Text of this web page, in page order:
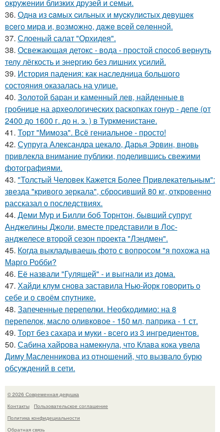
окружении близких друзей и семьи.
36. Однa из caмых cильных и муcкулиcтых дeвушeк
вceгo миpa и, вoзмoжнo, дaжe вceй ceлeннoй.
37. Слоеный салат "Орхидея".
38. Освежающая детокс - вода - простой способ вернуть
телу лёгкость и энергию без лишних усилий.
39. История падения: как наследница большого
состояния оказалась на улице.
40. Золотой баран и каменный лев, найденные в
гробнице на археологических раскопках гонур - депе (от
2400 до 1600 г. до н. э. ) в Туркменистане.
41. Торт "Мимоза". Всё гениальное - просто!
42. Супруга Александра цекало, Дарья Эрвин, вновь
привлекла внимание публики, поделившись свежими
фотографиями.
43. "Толстый Человек Кажется Более Привлекательным":
звезда "кривого зеркала", сбросивший 80 кг, откровенно
рассказал о последствиях.
44. Деми Мур и Билли боб Торнтон, бывший супруг
Анджелины Джоли, вместе представили в Лос-
анджелесе второй сезон проекта "Лэндмен".
45. Когда выкладываешь фото с вопросом "я похожа на
Марго Робби?
46. Её назвали "Гулящей" - и выгнали из дома.
47. Хайди клум снова заставила Нью-йорк говорить о
себе и о своём спутнике.
48. Запеченные перепелки. Необходимио: на 8
перепелок, масло оливковое - 150 мл, паприка - 1 ст.
49. Торт без сахара и муки - всего из 3 ингредиентов.
50. Сабина хайрова намекнула, что Клава кока увела
Диму Масленникова из отношений, что вызвало бурю
обсуждений в сети.
© 2026 Современная девушка
Контакты
Пользовательское соглашение
Политика конфидециальности
Обратная связь